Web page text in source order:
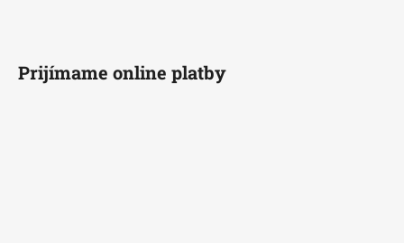
Prijímame online platby